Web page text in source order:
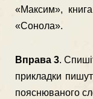
«Максим»,
«Сонола».
Вправа 3.
прикладки
пояснюваного